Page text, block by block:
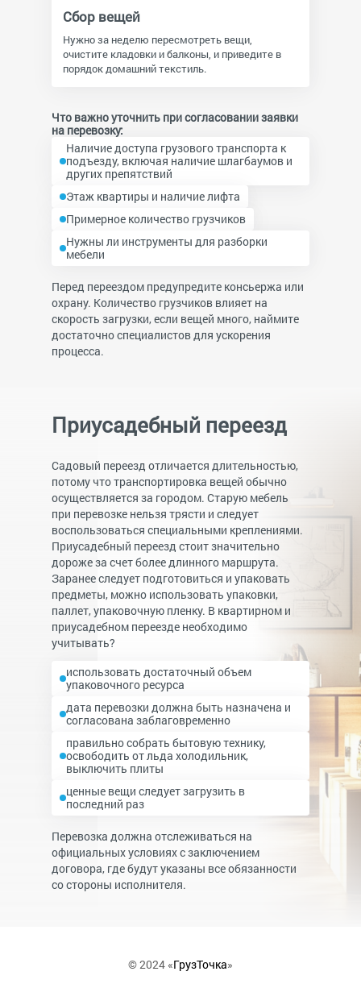
Сбор вещей
Нужно за неделю пересмотреть вещи,
очистите кладовки и балконы, и приведите в
порядок домашний текстиль.
Что важно уточнить при согласовании заявки
на перевозку:
Наличие доступа грузового транспорта к
подъезду, включая наличие шлагбаумов и
других препятствий
Этаж квартиры и наличие лифта
Примерное количество грузчиков
Нужны ли инструменты для разборки
мебели
Перед переездом предупредите консьержа или
охрану. Количество грузчиков влияет на
скорость загрузки, если вещей много, наймите
достаточно специалистов для ускорения
процесса.
Приусадебный переезд
Садовый переезд отличается длительностью,
потому что транспортировка вещей обычно
осуществляется за городом. Старую мебель
при перевозке нельзя трясти и следует
воспользоваться специальными креплениями.
Приусадебный переезд стоит значительно
дороже за счет более длинного маршрута.
Заранее следует подготовиться и упаковать
предметы, можно использовать упаковки,
паллет, упаковочную пленку. В квартирном и
приусадебном переезде необходимо
учитывать?
использовать достаточный объем
упаковочного ресурса
дата перевозки должна быть назначена и
согласована заблаговременно
правильно собрать бытовую технику,
освободить от льда холодильник,
выключить плиты
ценные вещи следует загрузить в
последний раз
Перевозка должна отслеживаться на
официальных условиях с заключением
договора, где будут указаны все обязанности
со стороны исполнителя.
© 2024 «ГрузТочка»